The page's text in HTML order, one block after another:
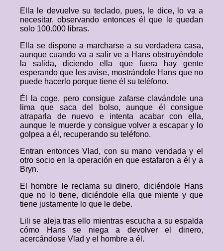
Ella le devuelve su teclado, pues, le dice, lo va a
necesitar, observando entonces él que le quedan
solo 100.000 libras.
Ella se dispone a marcharse a su verdadera casa,
aunque cuando va a salir ve a Hans obstruyéndole
la salida, diciendo ella que fuera hay gente
esperando que les avise, mostrándole Hans que no
puede hacerlo porque tiene él su teléfono.
Él la coge, pero consigue zafarse clavándole una
lima que saca del bolso, aunque él consigue
atraparla de nuevo e intenta acabar con ella,
aunque le muerde y consigue volver a escapar y lo
golpea a él, recuperando su teléfono.
Entran entonces Vlad, con su mano vendada y el
otro socio en la operación en que estafaron a él y a
Bryn.
El hombre le reclama su dinero, diciéndole Hans
que no lo tiene, diciéndole ella que miente y que
tiene justamente lo que le debe.
Lili se aleja tras ello mientras escucha a su espalda
cómo Hans se niega a devolver el dinero,
acercándose Vlad y el hombre a él.